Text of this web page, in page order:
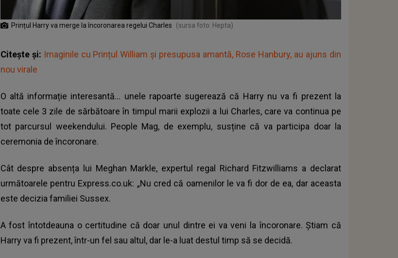
Prințul Harry va merge la încoronarea regelui Charles (sursa foto: Hepta)
Citește și: Imaginile cu Prințul William și presupusa amantă, Rose Hanbury, au ajuns din
nou virale
O altă informație interesantă... unele rapoarte sugerează că Harry nu va fi prezent la
toate cele 3 zile de sărbătoare în timpul marii explozii a lui Charles, care va continua pe
tot parcursul weekendului. People Mag, de exemplu, susține că va participa doar la
ceremonia de încoronare.
Cât despre absența lui Meghan Markle, expertul regal Richard Fitzwilliams a declarat
următoarele pentru Express.co.uk: „Nu cred că oamenilor le va fi dor de ea, dar aceasta
este decizia familiei Sussex.
A fost întotdeauna o certitudine că doar unul dintre ei va veni la încoronare. Știam că
Harry va fi prezent, într-un fel sau altul, dar le-a luat destul timp să se decidă.